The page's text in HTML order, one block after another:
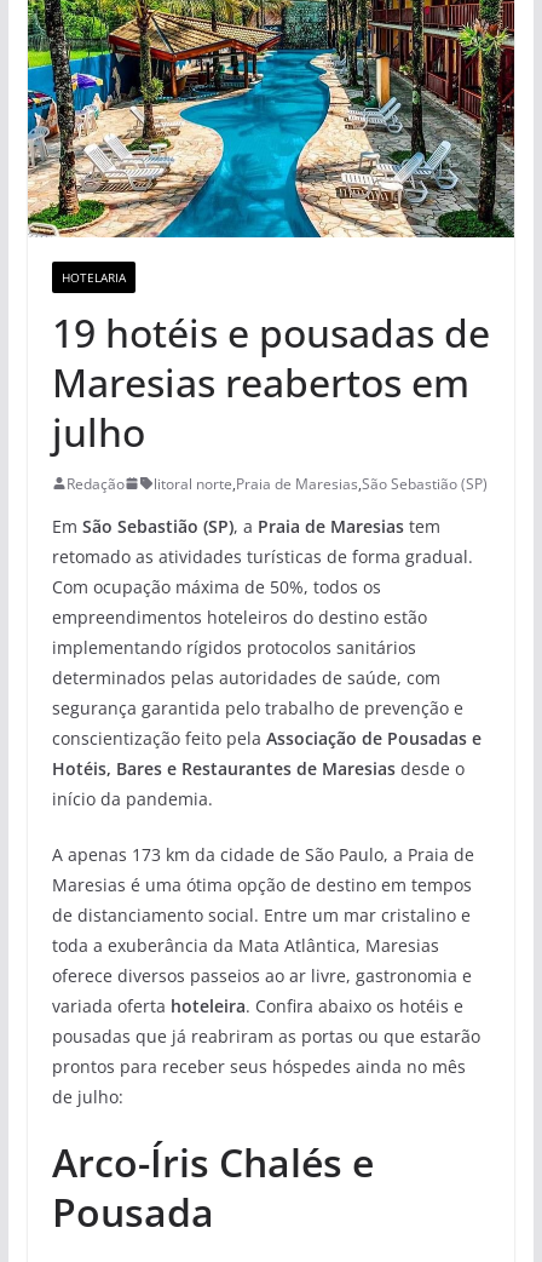
HOTELARIA
19 hotéis e pousadas de
Maresias reabertos em
julho
Redação litoral norte,Praia de Maresias,São Sebastião (SP)
Em São Sebastião (SP), a Praia de Maresiastem
retomado as atividades turísticas de forma gradual.
Com ocupação máxima de 50%, todos os
empreendimentos hoteleiros do destino estão
implementando rígidos protocolos sanitários
determinados pelas autoridades de saúde, com
segurança garantida pelo trabalho de prevenção e
conscientização feito pela Associação de Pousadas e
Hotéis, Bares e Restaurantes de Maresiasdesde o
início da pandemia.
A apenas 173 km da cidade de São Paulo, a Praia de
Maresias é uma ótima opção de destino em tempos
de distanciamento social. Entre um mar cristalino e
toda a exuberância da Mata Atlântica, Maresias
oferece diversos passeios ao ar livre, gastronomia e
variada oferta hoteleira. Confira abaixo os hotéis e
pousadas que já reabriram as portas ou que estarão
prontos para receber seus hóspedes ainda no mês
de julho:
Arco-Íris Chalés e
Pousada